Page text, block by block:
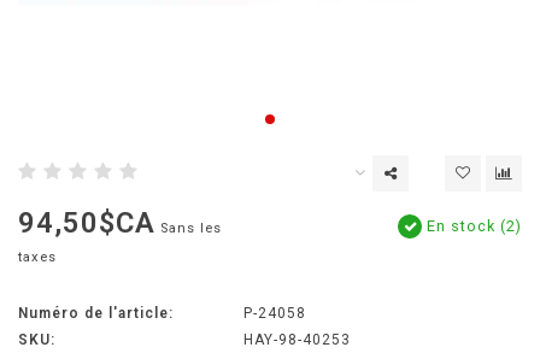
94,50$CA Sans les
taxes
En stock (2)
Numéro de l'article:
P-24058
SKU:
HAY-98-40253